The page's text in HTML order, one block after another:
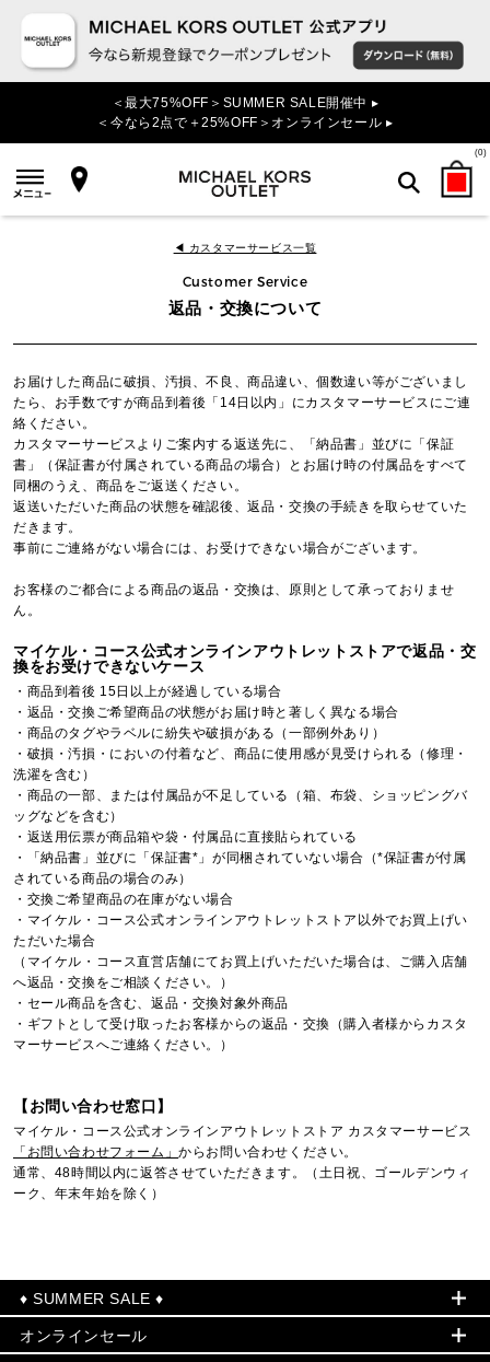
＜最大75%OFF＞SUMMER SALE開催中 ▸
＜今なら2点で＋25%OFF＞オンラインセール ▸
(0)
◀ カスタマーサービス一覧
Customer Service
返品・交換について
お届けした商品に破損、汚損、不良、商品違い、個数違い等がございまし
たら、お手数ですが商品到着後「14日以内」にカスタマーサービスにご連
絡ください。
カスタマーサービスよりご案内する返送先に、「納品書」並びに「保証
書」（保証書が付属されている商品の場合）とお届け時の付属品をすべて
同梱のうえ、商品をご返送ください。
返送いただいた商品の状態を確認後、返品・交換の手続きを取らせていた
だきます。
事前にご連絡がない場合には、お受けできない場合がございます。
お客様のご都合による商品の返品・交換は、原則として承っておりませ
ん。
マイケル・コース公式オンラインアウトレットストアで返品・交
換をお受けできないケース
・商品到着後 15日以上が経過している場合
・返品・交換ご希望商品の状態がお届け時と著しく異なる場合
・商品のタグやラベルに紛失や破損がある（一部例外あり）
・破損・汚損・においの付着など、商品に使用感が見受けられる（修理・
洗濯を含む）
・商品の一部、または付属品が不足している（箱、布袋、ショッピングバ
ッグなどを含む）
・返送用伝票が商品箱や袋・付属品に直接貼られている
・「納品書」並びに「保証書*」が同梱されていない場合（*保証書が付属
されている商品の場合のみ）
・交換ご希望商品の在庫がない場合
・マイケル・コース公式オンラインアウトレットストア以外でお買上げい
ただいた場合
（マイケル・コース直営店舗にてお買上げいただいた場合は、ご購入店舗
へ返品・交換をご相談ください。）
・セール商品を含む、返品・交換対象外商品
・ギフトとして受け取ったお客様からの返品・交換（購入者様からカスタ
マーサービスへご連絡ください。）
【お問い合わせ窓口】
マイケル・コース公式オンラインアウトレットストア カスタマーサービス
「お問い合わせフォーム」からお問い合わせください。
通常、48時間以内に返答させていただきます。（土日祝、ゴールデンウィ
ーク、年末年始を除く）
♦ SUMMER SALE ♦
セールおすすめアイテム
オンラインセール